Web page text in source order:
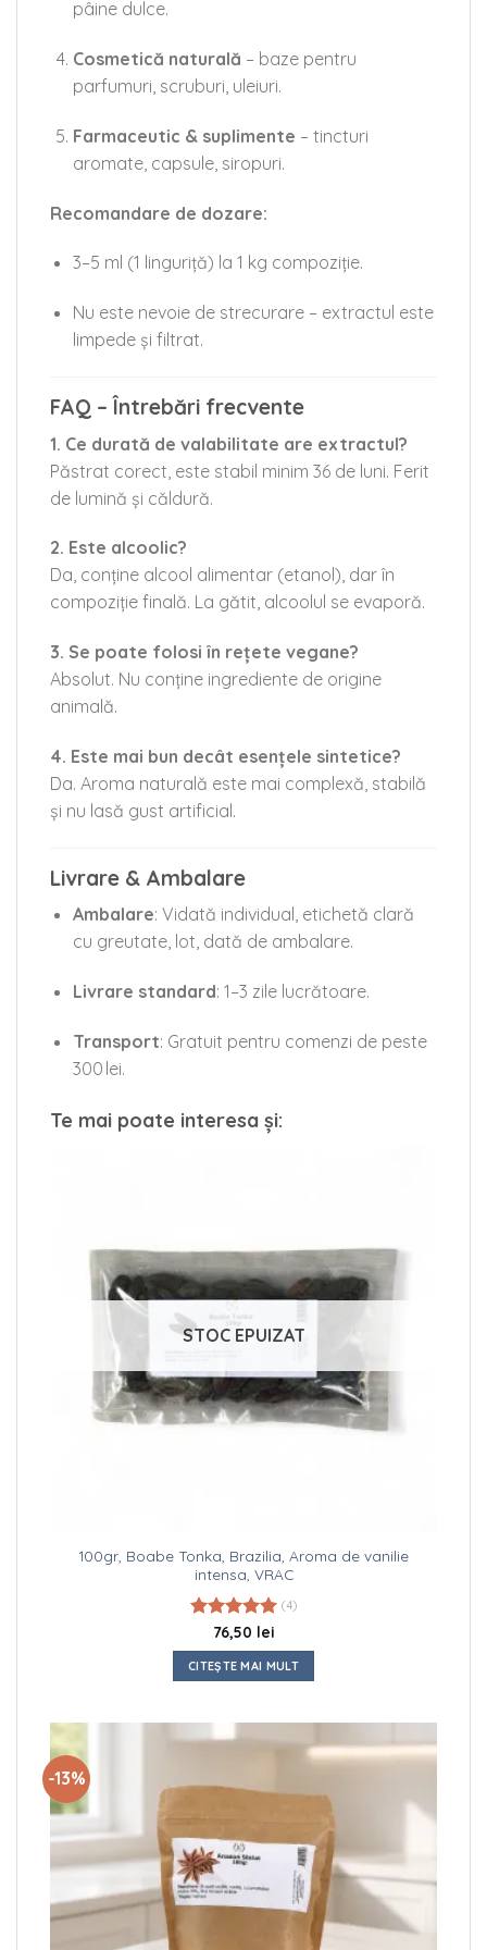
pâine dulce.
Cosmetică naturală – baze pentru
parfumuri, scruburi, uleiuri.
Farmaceutic & suplimente – tincturi
aromate, capsule, siropuri.
Recomandare de dozare:
3–5 ml (1 linguriță) la 1 kg compoziție.
Nu este nevoie de strecurare – extractul este
limpede și filtrat.
FAQ – Întrebări frecvente
1. Ce durată de valabilitate are extractul?
Păstrat corect, este stabil minim 36 de luni. Ferit
de lumină și căldură.
2. Este alcoolic?
Da, conține alcool alimentar (etanol), dar în
compoziție finală. La gătit, alcoolul se evaporă.
3. Se poate folosi în rețete vegane?
Absolut. Nu conține ingrediente de origine
animală.
4. Este mai bun decât esențele sintetice?
Da. Aroma naturală este mai complexă, stabilă
și nu lasă gust artificial.
Livrare & Ambalare
Ambalare: Vidată individual, etichetă clară
cu greutate, lot, dată de ambalare.
Livrare standard: 1–3 zile lucrătoare.
Transport: Gratuit pentru comenzi de peste
300 lei.
Te mai poate interesa și:
STOC EPUIZAT
100gr, Boabe Tonka, Brazilia, Aroma de vanilie
intensa, VRAC
Evaluat la
5.00din 5
(4)
76,50 lei
CITEȘTE MAI MULT
-13%